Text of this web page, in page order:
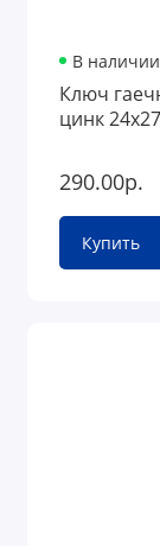
В
Ключ
цинк
290.00р.
Купить